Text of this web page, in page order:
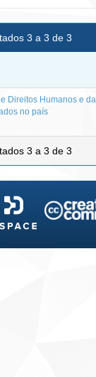
3 a 3 de 3
Direitos Humanos e da
no país
3 a 3 de 3